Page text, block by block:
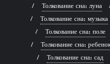
Толкование сна: луна
Толкование сна: музыка
Толкование сна: поле
Толкование сна:
Толкование сна: сад